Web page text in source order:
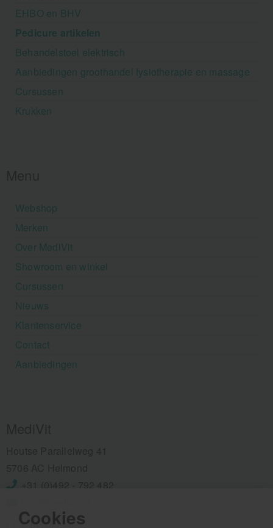
Cookies
EHBO en BHV
Pedicure artikelen
Behandelstoel elektrisch
Aanbiedingen groothandel fysiotherapie en massage
Cursussen
Krukken
Webshop
Merken
Over MediVit
Showroom en winkel
Cursussen
Nieuws
Klantenservice
Contact
Aanbiedingen
+31 (0)492 - 792 482